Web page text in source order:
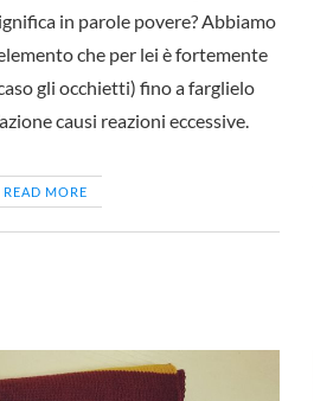
in parole povere? Abbiamo
che per lei è fortemente
gli occhietti) fino a farglielo
causi reazioni eccessive.
READ MORE